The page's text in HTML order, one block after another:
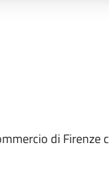
di Firenze